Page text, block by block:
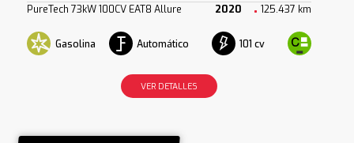
PureTech 73kW 100CV EAT8 Allure 2020 125.437 km
Gasolina Automático 101 cv
VER DETALLES